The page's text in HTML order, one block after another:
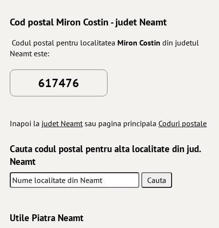
Cod postal Miron Costin - judet Neamt
Codul postal pentru localitatea Miron Costin din judetul
Neamt este:
617476
Inapoi la judet Neamtsau pagina principala Coduri postale
Cauta codul postal pentru alta localitate din jud.
Neamt
Utile Piatra Neamt